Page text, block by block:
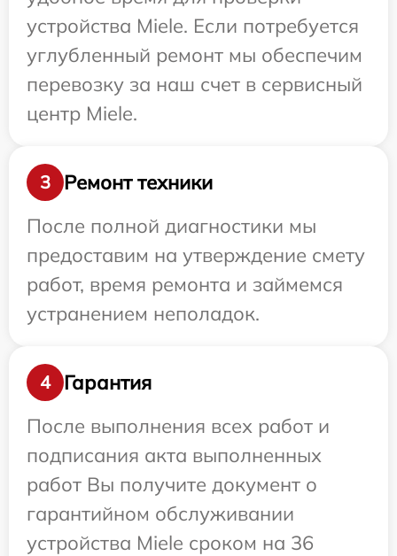
устройства Miele. Если потребуется
углубленный ремонт мы обеспечим
перевозку за наш счет в сервисный
центр Miele.
3
Ремонт техники
После полной диагностики мы
предоставим на утверждение смету
работ, время ремонта и займемся
устранением неполадок.
4
Гарантия
После выполнения всех работ и
подписания акта выполненных
работ Вы получите документ о
гарантийном обслуживании
устройства Miele сроком на 36